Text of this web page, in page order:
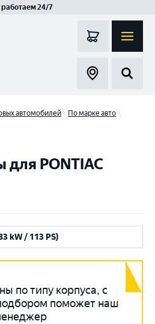
работаем 24/7
автомобилей
По марке авто
PONTIAC
kW / 113 PS)
по типу корпуса, с
поможет наш